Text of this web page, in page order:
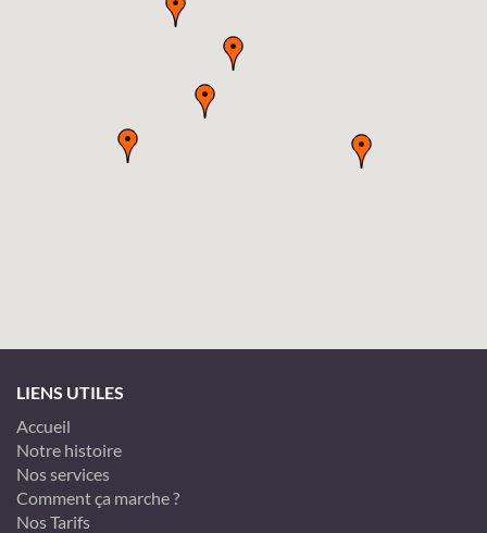
LIENS UTILES
Accueil
Notre histoire
Nos services
Comment ça marche ?
Nos Tarifs